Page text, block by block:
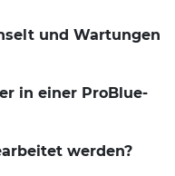
und Wartungen
in einer ProBlue-
werden?